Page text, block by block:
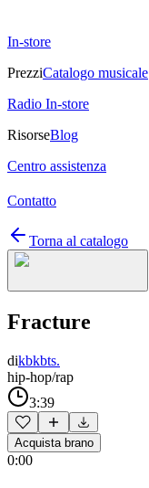
In-store
PrezziCatalogo musicale
Radio In-store
RisorseBlog
Centro assistenza
Contatto
Torna al catalogo
Fracture
dikbkbts.
hip-hop/rap
3:39
Acquista brano
0:00